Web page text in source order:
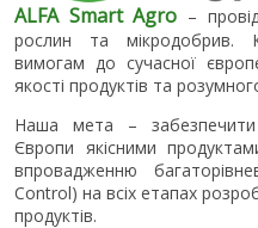
ALFA Smart Agro –
рослин та мікродобрив.
вимогам до сучасної
якості продуктів та
Наша мета – забезпечити
Європи якісними
впровадженню
Control) на всіх етапах
продуктів.